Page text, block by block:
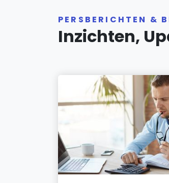
PERSBERICHTEN &
Inzichten,